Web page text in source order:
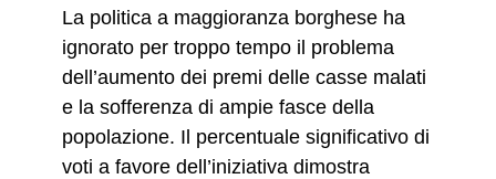
La politica a maggioranza borghese ha
ignorato per troppo tempo il problema
dell’aumento dei premi delle casse malati
e la sofferenza di ampie fasce della
popolazione. Il percentuale significativo di
voti a favore dell’iniziativa dimostra